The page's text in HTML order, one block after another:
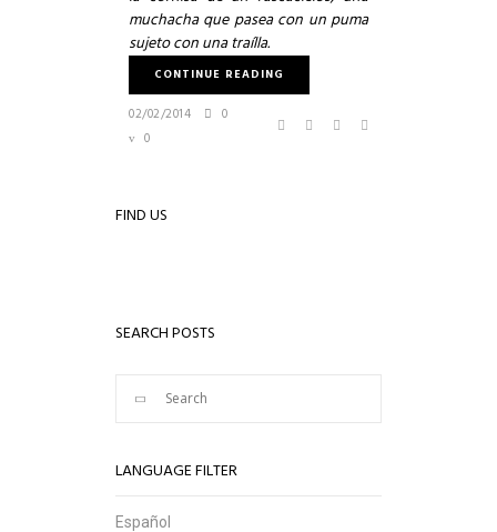
muchacha que pasea con un puma
sujeto con una traílla.
CONTINUE READING
02/02/2014
0
0
FIND US
SEARCH POSTS
LANGUAGE FILTER
Español